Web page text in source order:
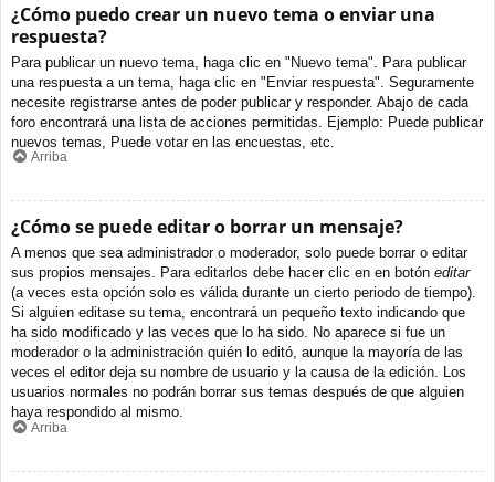
¿Cómo puedo crear un nuevo tema o enviar una
respuesta?
Para publicar un nuevo tema, haga clic en "Nuevo tema". Para publicar
una respuesta a un tema, haga clic en "Enviar respuesta". Seguramente
necesite registrarse antes de poder publicar y responder. Abajo de cada
foro encontrará una lista de acciones permitidas. Ejemplo: Puede publicar
nuevos temas, Puede votar en las encuestas, etc.
Arriba
¿Cómo se puede editar o borrar un mensaje?
A menos que sea administrador o moderador, solo puede borrar o editar
sus propios mensajes. Para editarlos debe hacer clic en en botón editar
(a veces esta opción solo es válida durante un cierto periodo de tiempo).
Si alguien editase su tema, encontrará un pequeño texto indicando que
ha sido modificado y las veces que lo ha sido. No aparece si fue un
moderador o la administración quién lo editó, aunque la mayoría de las
veces el editor deja su nombre de usuario y la causa de la edición. Los
usuarios normales no podrán borrar sus temas después de que alguien
haya respondido al mismo.
Arriba